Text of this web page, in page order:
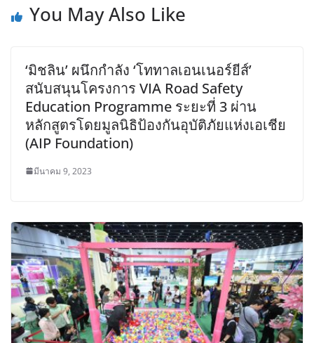
You May Also Like
‘มิชลิน’ ผนึกกำลัง ‘โททาลเอนเนอร์ยีส์’
สนับสนุนโครงการ VIA Road Safety
Education Programme ระยะที่ 3 ผ่าน
หลักสูตรโดยมูลนิธิป้องกันอุบัติภัยแห่งเอเชีย
(AIP Foundation)
มีนาคม 9, 2023